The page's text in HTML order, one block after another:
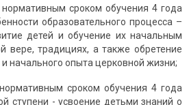
сроком обучения 4 года
образовательного процесса –
детей и обучение их начальным
вере, традициях, а также обретение
начального опыта церковной жизни;
сроком обучения 4 года
ступени - усвоение детьми знаний о